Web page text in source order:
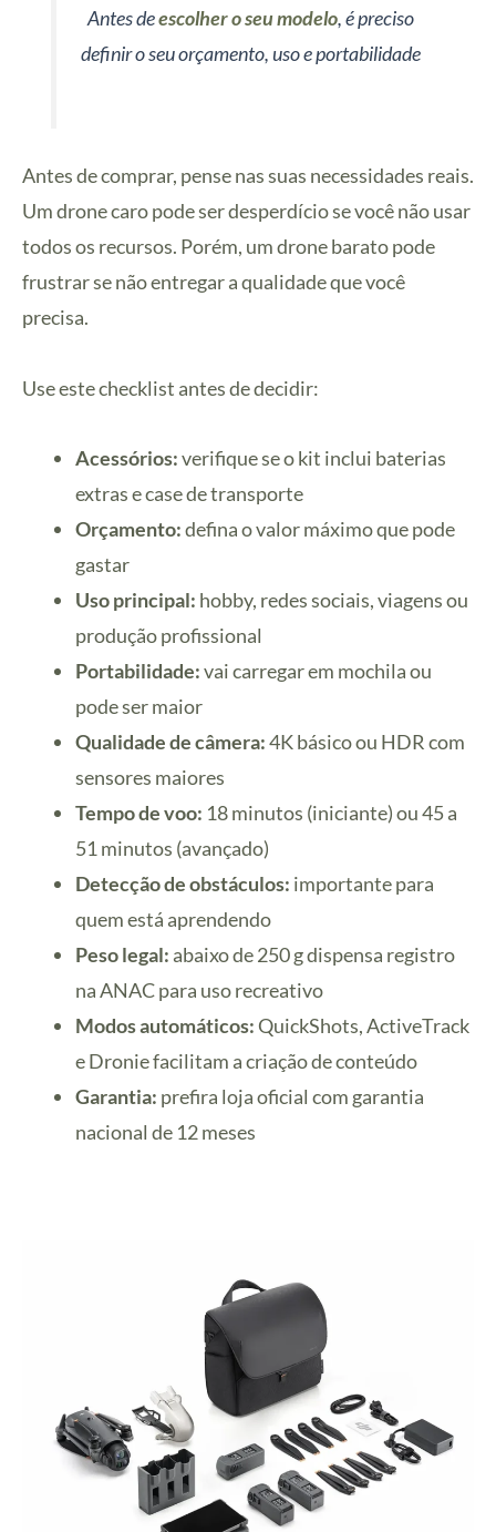
Antes deescolher o seu modelo, é preciso
definir o seu orçamento, uso e portabilidade
Antes de comprar, pense nas suas necessidades reais.
Um drone caro pode ser desperdício se você não usar
todos os recursos. Porém, um drone barato pode
frustrar se não entregar a qualidade que você
precisa.
Use este checklist antes de decidir:
Acessórios:verifique se o kit inclui baterias
extras e case de transporte
Orçamento:defina o valor máximo que pode
gastar
Uso principal: hobby, redes sociais, viagens ou
produção profissional
Portabilidade:vai carregar em mochila ou
pode ser maior
Qualidade de câmera:4K básico ou HDR com
sensores maiores
Tempo de voo: 18 minutos (iniciante) ou 45 a
51 minutos (avançado)
Detecção de obstáculos: importante para
quem está aprendendo
Peso legal: abaixo de 250 g dispensa registro
na ANAC para uso recreativo
Modos automáticos:QuickShots, ActiveTrack
e Dronie facilitam a criação de conteúdo
Garantia: prefira loja oficial com garantia
nacional de 12 meses